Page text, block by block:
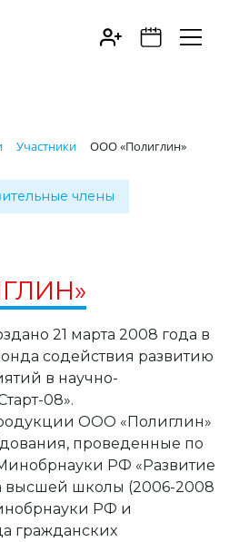
Участники ООО «Полиглин»
члены
21 марта 2008 года в
содействия развитию
в научно-
08».
ООО «Полиглин»
проведенные по
РФ «Развитие
высшей школы (2006-2008
РФ и
гражданских